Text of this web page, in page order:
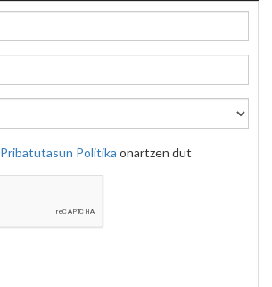
Pribatutasun Politika onartzen dut